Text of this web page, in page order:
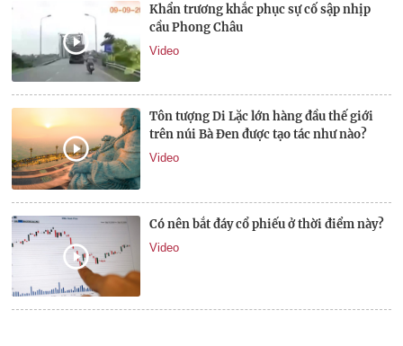
Khẩn trương khắc phục sự cố sập nhịp
cầu Phong Châu
Video
Tôn tượng Di Lặc lớn hàng đầu thế giới
trên núi Bà Đen được tạo tác như nào?
Video
Có nên bắt đáy cổ phiếu ở thời điểm này?
Video